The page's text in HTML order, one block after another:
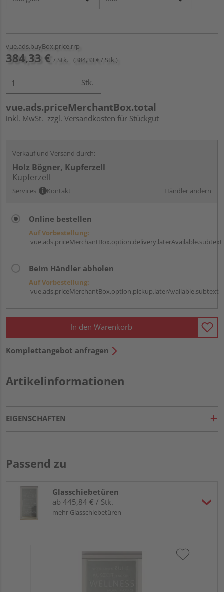
vue.ads.buyBox.price.rrp
384,33 € / Stk. (384,33 € / Stk.)
Stk.
vue.ads.priceMerchantBox.total
inkl. MwSt. zzgl. Versandkosten für Stückgut
Verkauf und Versand durch:
Holz Bögner, Kupferzell
Kupferzell
Services Kontakt Händler ändern
Online bestellen
Auf Vorbestellung:
vue.ads.priceMerchantBox.option.delivery.laterAvailable.subtext
Beim Händler abholen
Auf Vorbestellung:
vue.ads.priceMerchantBox.option.pickup.laterAvailable.subtext
In den Warenkorb
Komplettangebot anfragen
Artikelinformationen
EIGENSCHAFTEN
Passend zu
Glasschiebetüren
ab 445,84 € / Stk.
mehr Glasschiebetüren